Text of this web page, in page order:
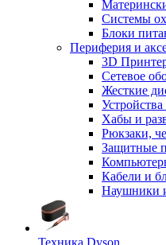
Системы
Блоки
Периферия и
3D
Сетевое
Жесткие
Устройства
Хабы и
Рюкзаки,
Защитные
Кабели и
Наушники
Техника Dyson